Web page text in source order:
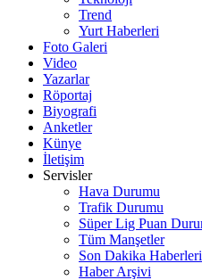
Trend
Yurt Haberleri
Foto Galeri
Video
Yazarlar
Röportaj
Biyografi
Anketler
Künye
İletişim
Servisler
Hava Durumu
Trafik Durumu
Süper Lig Puan
Tüm Manşetler
Son Dakika Haberleri
Haber Arşivi